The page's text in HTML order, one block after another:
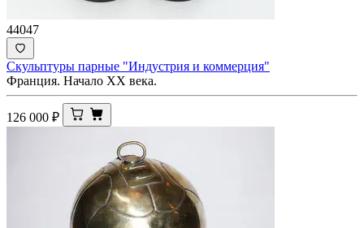
44047
Скульптуры парные "Индустрия и коммерция"
Франция. Начало XX века.
126 000 ₽